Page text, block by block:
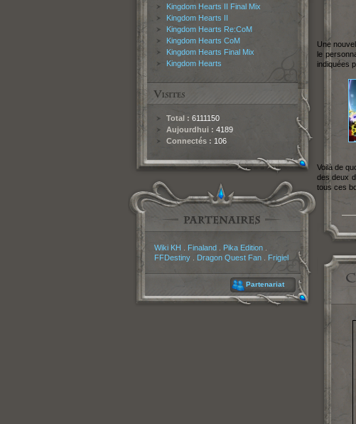
Kingdom Hearts II Final Mix
Kingdom Hearts II
Kingdom Hearts Re:CoM
Kingdom Hearts CoM
Kingdom Hearts Final Mix
Kingdom Hearts
Total : 6111150
Aujourdhui : 4189
Connectés : 106
Wiki KH Finaland. Pika Edition.
FFDestiny. Dragon Quest Fan. Frigiel
Partenariat
Une
le
indiquées
Voilà de
des deux
tous ces